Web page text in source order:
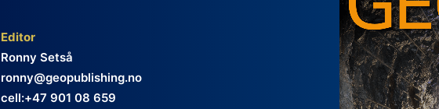
Editor
Ronny Setså
ronny@geopublishing.no
cell:+47 901 08 659